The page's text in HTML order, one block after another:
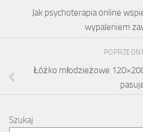
Jak psychoterapia online
wypaleniem
Łóżko młodzieżowe
Szukaj